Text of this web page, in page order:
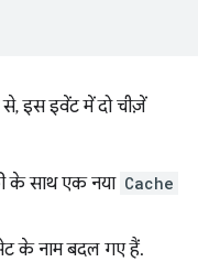
इस इवेंट में दो चीज़ें
के साथ एक नया Cache
के नाम बदल गए हैं.